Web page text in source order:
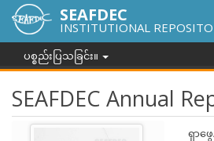
SEAFDEC
INSTITUTIONAL
ပစ္စည်းပြသခြင်း။
SEAFDEC Annual
ရှာဖွ